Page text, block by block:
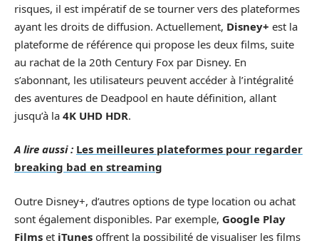
risques, il est impératif de se tourner vers des plateformes
ayant les droits de diffusion. Actuellement, Disney+ est la
plateforme de référence qui propose les deux films, suite
au rachat de la 20th Century Fox par Disney. En
s’abonnant, les utilisateurs peuvent accéder à l’intégralité
des aventures de Deadpool en haute définition, allant
jusqu’à la 4K UHD HDR.
A lire aussi : Les meilleures plateformes pour regarder
breaking bad en streaming
Outre Disney+, d’autres options de type location ou achat
sont également disponibles. Par exemple, Google Play
Films et iTunes offrent la possibilité de visualiser les films